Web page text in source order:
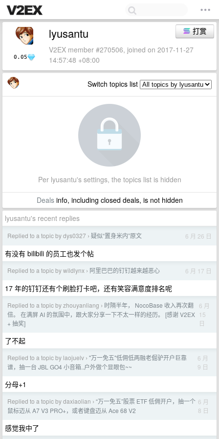
0.05
打赏
lyusantu
V2EX member #270506, joined on 2017-11-27
14:57:48 +08:00
Switch topics list
Per lyusantu's settings, the topics list is hidden
Dealsinfo, including closed deals, is not hidden
lyusantu's recent replies
Replied to a topic by dys0327 › 疑似“置身米内”原文 6 月 26 日
有没有 bilibili 的员工也发个帖
Replied to a topic by wildlynx › 阿里巴巴的钉钉越来越恶心 6 月 17 日
17 年的钉钉还有个刷脸打卡吧，还有笑容满意度排名呢
Replied to a topic by zhouyanliang › 时隔半年， NocoBase 收入再次翻
倍。 在满屏 AI 的氛围中，跟大家分享一下不太一样的经历。 [感谢 V2EX
+ 抽奖]
6 月
15
日
了不起
Replied to a topic by laojuelv › "万一免五"低佣低两融老倔驴开户巨靠
谱，抽一台 JBL GO4 小音箱..户外做个显眼包~~
6 月
9 日
分母+1
Replied to a topic by daxiaolian › “万一免五”股票 ETF 低佣开户，抽一个
鼠标迈从 A7 V3 PRO+，或者键盘迈从 Ace 68 V2
6 月
8 日
感觉我中了